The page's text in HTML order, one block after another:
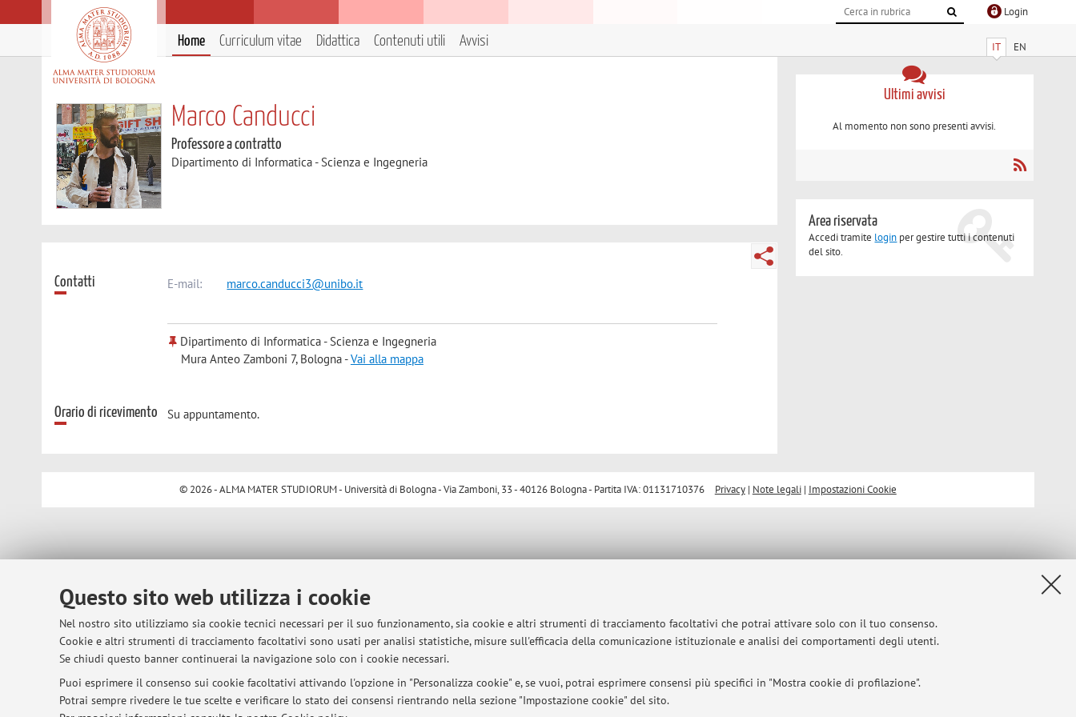
Questo sito web utilizza i cookie
Nel nostro sito utilizziamo sia cookie tecnici necessari per il suo funzionamento, sia cookie e altri strumenti di tracciamento facoltativi che potrai attivare solo con il tuo consenso.
Cookie e altri strumenti di tracciamento facoltativi sono usati per analisi statistiche, misure sull'efficacia della comunicazione istituzionale e analisi dei comportamenti degli utenti.
Se chiudi questo banner continuerai la navigazione solo con i cookie necessari.
Puoi esprimere il consenso sui cookie facoltativi attivando l'opzione in "Personalizza cookie" e, se vuoi, potrai esprimere consensi più specifici in "Mostra cookie di profilazione".
Potrai sempre rivedere le tue scelte e verificare lo stato dei consensi rientrando nella sezione "Impostazione cookie" del sito.
Login
IT EN
Home Curriculum vitae Didattica Contenuti utili Avvisi
Marco Canducci
Professore a contratto
Dipartimento di Informatica - Scienza e Ingegneria
Contatti E-mail: marco.canducci3@unibo.it
Dipartimento di Informatica - Scienza e Ingegneria
Mura Anteo Zamboni 7, Bologna -Vai alla mappa
Orario di ricevimento Su appuntamento.
Ultimi avvisi
Al momento non sono presenti avvisi.
Area riservata
Accedi tramite login per gestire tutti i contenuti
del sito.
© 2026 - ALMA MATER STUDIORUM - Università di Bologna - Via Zamboni, 33 - 40126 Bologna - Partita IVA: 01131710376 Privacy| Note legali| Impostazioni Cookie